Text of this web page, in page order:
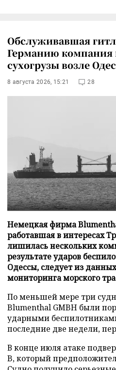
Обслуживавшая
Германию компания
сухогрузы возле
8 августа 2026, 15:21 28
Немецкая фирма
работавшая в интересах
лишилась нескольких
результате ударов
Одессы, следует из
мониторинга морского
По меньшей мере три
Blumenthal GMBH были
ударными
последние две недели,
В конце июля атаке
B, который